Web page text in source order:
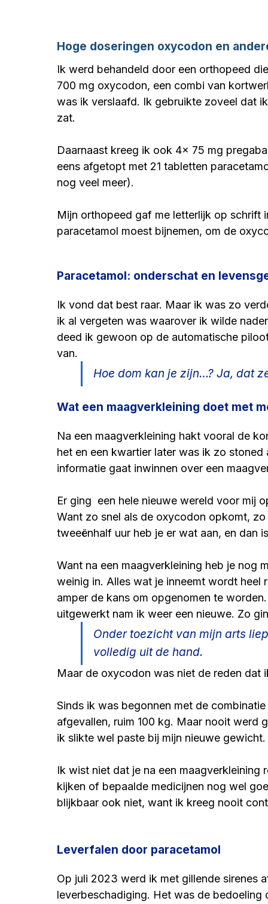
Hoge doseringen oxycodon en
Ik werd behandeld door een orthopeed
700 mg oxycodon, een combi van
was ik verslaafd. Ik gebruikte zoveel dat
zat.
Daarnaast kreeg ik ook 4x 75 mg
eens afgetopt met 21 tabletten
nog veel meer).
Mijn orthopeed gaf me letterlijk op
paracetamol moest bijnemen, om de
Paracetamol: onderschat en
Ik vond dat best raar. Maar ik was zo
ik al vergeten was waarover ik wilde
deed ik gewoon op de automatische
van.
Hoe dom kan je zijn…? Ja, dat
Wat een maagverkleining doet met
Na een maagverkleining hakt vooral de
het en een kwartier later was ik zo
informatie gaat inwinnen over een
Er ging  een hele nieuwe wereld voor mij
Want zo snel als de oxycodon opkomt,
tweeënhalf uur heb je er wat aan, en dan
Want na een maagverkleining heb je nog
weinig in. Alles wat je inneemt wordt
amper de kans om opgenomen te
uitgewerkt nam ik weer een nieuwe. Zo
Onder toezicht van mijn arts
volledig uit de hand.
Maar de oxycodon was niet de reden dat
Sinds ik was begonnen met de
afgevallen, ruim 100 kg. Maar nooit
ik slikte wel paste bij mijn nieuwe gewicht.
Ik wist niet dat je na een
kijken of bepaalde medicijnen nog wel
blijkbaar ook niet, want ik kreeg nooit
Leverfalen door paracetamol
Op juli 2023 werd ik met gillende sirenes
leverbeschadiging. Het was de